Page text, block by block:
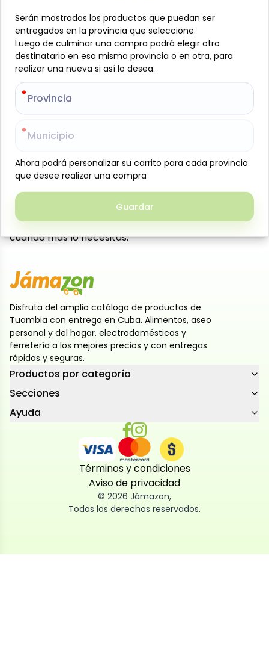
-
Añadir al carrito
Bebida energética, 25 cl, 5 Shot. Esta bebida está
diseñada para brindar energía rápida y
cafeína y vitaminas del grupo B. Su presentación de
disfrutar en momentos que requieren un impulso
extra, ya sea para estudiar, trabajar, entrenar o
actividades que demanden alerta y resistencia.
Cada lata proporciona un sabor refrescante y
estimulante, manteniendo la energía y el enfoque
cuando más lo necesitas.
Disfruta del amplio catálogo de productos de
Tuambia con entrega en Cuba. Alimentos, aseo
personal y del hogar, electrodomésticos y
ferretería a los mejores precios y con entregas
rápidas y seguras.
Productos por categoría
Secciones
Ayuda
Términos y condiciones
Aviso de privacidad
© 2026 Jámazon,
Todos los derechos reservados.
Serán mostrados los productos que puedan ser
entregados en la provincia que seleccione.
Luego de culminar una compra podrá elegir otro
destinatario en esa misma provincia o en otra, para
realizar una nueva si así lo desea.
Provincia
Municipio
Ahora podrá personalizar su carrito para cada provincia
que desee realizar una compra
Guardar
Serán mostrados los productos que puedan ser
entregados en la provincia que seleccione.
Luego de culminar una compra podrá elegir otro
destinatario en esa misma provincia o en otra, para
realizar una nueva si así lo desea.
Provincia
Municipio
Ahora podrá personalizar su carrito para cada provincia
que desee realizar una compra
Guardar